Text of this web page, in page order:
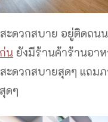
ะดวกสบาย อยู่ติดถน
น ยังมีร้านค้าร้านอา
ะดวกสบายสุดๆ แถม
ดๆ